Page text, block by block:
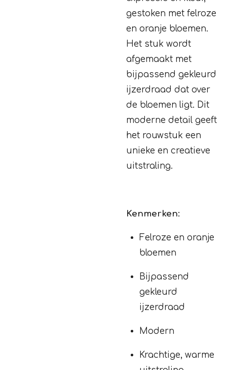
gestoken met felroze
en oranje bloemen.
Het stuk wordt
afgemaakt met
bijpassend gekleurd
ijzerdraad dat over
de bloemen ligt. Dit
moderne detail geeft
het rouwstuk een
unieke en creatieve
uitstraling.
Kenmerken:
Felroze en oranje
bloemen
Bijpassend
gekleurd
ijzerdraad
Modern
Krachtige, warme